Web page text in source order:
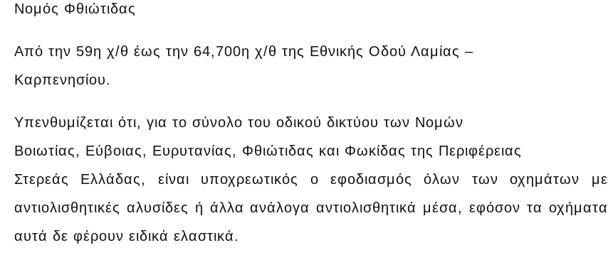
Νομός Φθιώτιδας
Από την 59η χ/θ έως την 64,700η χ/θ της Εθνικής Οδού Λαμίας –
Καρπενησίου.
Υπενθυμίζεται ότι, για το σύνολο του οδικού δικτύου των Νομών
Βοιωτίας, Εύβοιας, Ευρυτανίας, Φθιώτιδας και Φωκίδας της Περιφέρειας
Στερεάς Ελλάδας, είναι υποχρεωτικός ο εφοδιασμός όλων των οχημάτων με
αντιολισθητικές αλυσίδες ή άλλα ανάλογα αντιολισθητικά μέσα, εφόσον τα οχήματα
αυτά δε φέρουν ειδικά ελαστικά.